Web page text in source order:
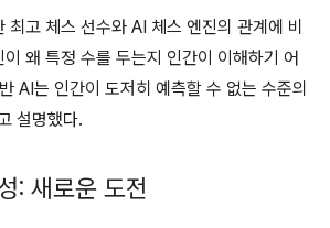
최고 체스 선수와 AI 체스 엔진의 관계에 비
왜 특정 수를 두는지 인간이 이해하기 어
AI는 인간이 도저히 예측할 수 없는 수준의
설명했다.
: 새로운 도전